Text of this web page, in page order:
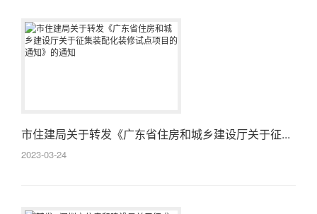
市住建局关于转发《广东省住房和城乡建设厅关于征...
2023-03-24